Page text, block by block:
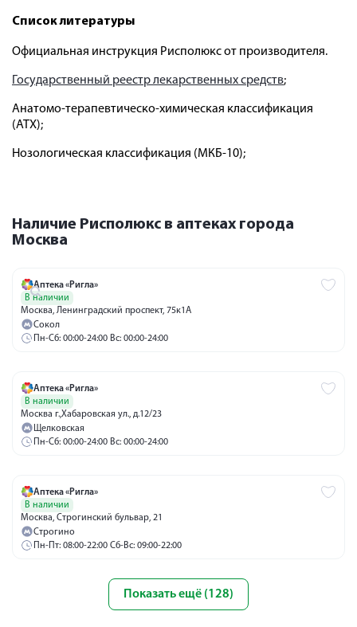
Список литературы
Официальная инструкция Рисполюкс от производителя.
Государственный реестр лекарственных средств;
Анатомо-терапевтическо-химическая классификация
(ATX);
Нозологическая классификация (МКБ-10);
Наличие Рисполюкс в аптеках города
Москва
Аптека «Ригла»
В наличии
Москва, Ленинградский проспект, 75к1А
Сокол
Пн-Сб: 00:00-24:00 Вс: 00:00-24:00
Аптека «Ригла»
В наличии
Москва г.,Хабаровская ул., д.12/23
Щелковская
Пн-Сб: 00:00-24:00 Вс: 00:00-24:00
Аптека «Ригла»
В наличии
Москва, Строгинский бульвар, 21
Строгино
Пн-Пт: 08:00-22:00 Сб-Вс: 09:00-22:00
Показать ещё (128)